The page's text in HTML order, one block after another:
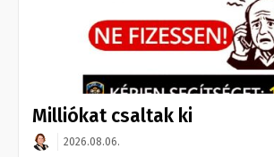
Milliókat csaltak ki
2026.08.06.